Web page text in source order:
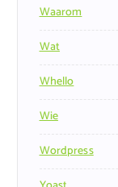
Waarom
Wat
Whello
Wie
Wordpress